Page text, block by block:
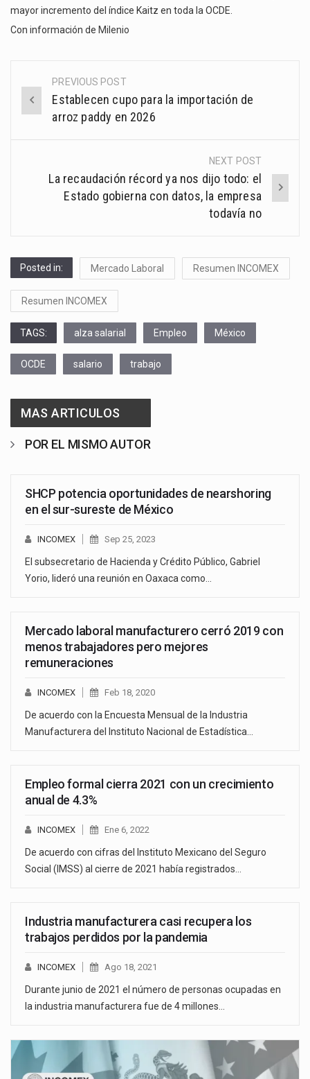
mayor incremento del índice Kaitz en toda la OCDE.
Con información de Milenio
Post
navigation
PREVIOUS POST
Establecen cupo para la importación de
arroz paddy en 2026
NEXT POST
La recaudación récord ya nos dijo todo: el
Estado gobierna con datos, la empresa
todavía no
Posted in: Mercado Laboral Resumen INCOMEX
Resumen INCOMEX
TAGS: alza salarial Empleo México
OCDE salario trabajo
MAS ARTICULOS
POR EL MISMO AUTOR
SHCP potencia oportunidades de nearshoring
en el sur-sureste de México
INCOMEX Sep 25, 2023
El subsecretario de Hacienda y Crédito Público, Gabriel
Yorio, lideró una reunión en Oaxaca como…
Mercado laboral manufacturero cerró 2019 con
menos trabajadores pero mejores
remuneraciones
INCOMEX Feb 18, 2020
De acuerdo con la Encuesta Mensual de la Industria
Manufacturera del Instituto Nacional de Estadística…
Empleo formal cierra 2021 con un crecimiento
anual de 4.3%
INCOMEX Ene 6, 2022
De acuerdo con cifras del Instituto Mexicano del Seguro
Social (IMSS) al cierre de 2021 había registrados…
Industria manufacturera casi recupera los
trabajos perdidos por la pandemia
INCOMEX Ago 18, 2021
Durante junio de 2021 el número de personas ocupadas en
la industria manufacturera fue de 4 millones…